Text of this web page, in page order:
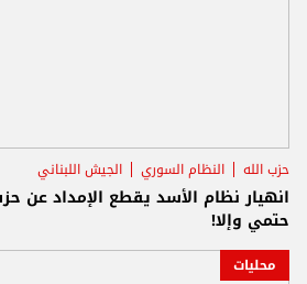
حزب الله النظام السوري الجيش اللبناني
انهيار نظام الأسد يقطع الإمداد عن
حتمي وإلا!
محليات